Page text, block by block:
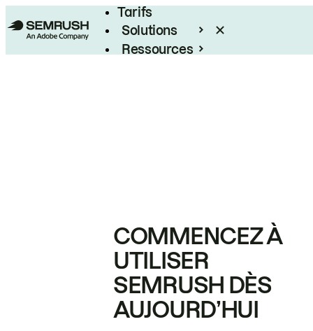
Tarifs
Solutions
Ressources
COMMENCEZ À
UTILISER
SEMRUSH DÈS
AUJOURD’HUI